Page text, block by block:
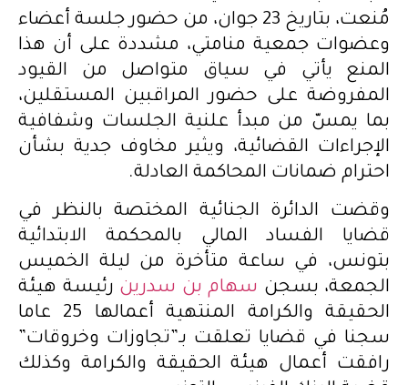
مُنعت، بتاريخ 23 جوان، من حضور جلسة أعضاء
وعضوات جمعية منامتي، مشددة على أن هذا
المنع يأتي في سياق متواصل من القيود
المفروضة على حضور المراقبين المستقلين،
بما يمسّ من مبدأ علنية الجلسات وشفافية
الإجراءات القضائية، ويثير مخاوف جدية بشأن
احترام ضمانات المحاكمة العادلة.
وقضت الدائرة الجنائية المختصة بالنظر في
قضايا الفساد المالي بالمحكمة الابتدائية
بتونس، في ساعة متأخرة من ليلة الخميس
الجمعة، بسجن سهام بن سدرين رئيسة هيئة
الحقيقة والكرامة المنتهية أعمالها 25 عاما
سجنا في قضايا تعلقت بـ”تجاوزات وخروقات”
رافقت أعمال هيئة الحقيقة والكرامة وكذلك